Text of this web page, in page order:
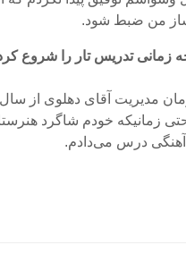
من ضبط شود.
زمانی تدریس تار را شروع
زمانیکه خودم شاگرد
درس می‌دادم.